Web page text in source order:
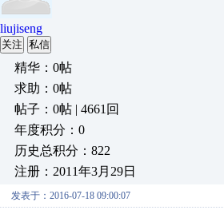
liujiseng
关注 私信
精华：0帖
求助：0帖
帖子：0帖 | 4661回
年度积分：0
历史总积分：822
注册：2011年3月29日
发表于：2016-07-18 09:00:07